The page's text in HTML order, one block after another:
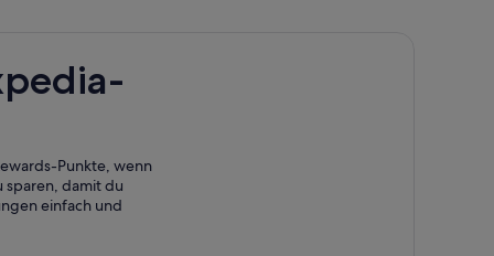
Punkte, wenn
damit du
einfach und